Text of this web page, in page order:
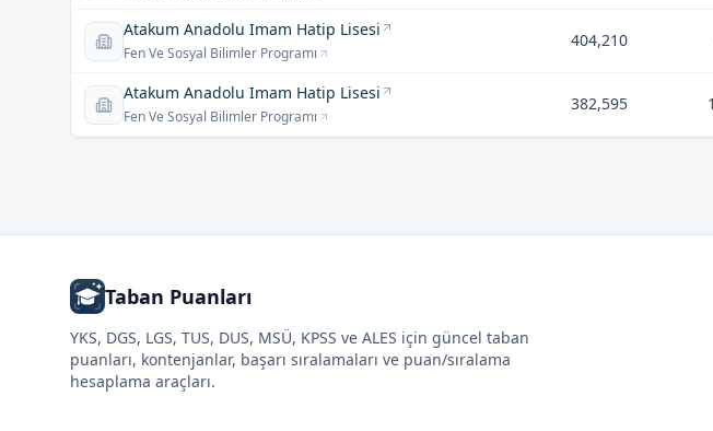
Atakum Anadolu Imam Hatip Lisesi
Fen Ve Sosyal Bilimler Programı
404,210
Atakum Anadolu Imam Hatip Lisesi
Fen Ve Sosyal Bilimler Programı
382,595
Taban Puanları
YKS, DGS, LGS, TUS, DUS, MSÜ, KPSS ve ALES için güncel taban
puanları, kontenjanlar, başarı sıralamaları ve puan/sıralama
hesaplama araçları.